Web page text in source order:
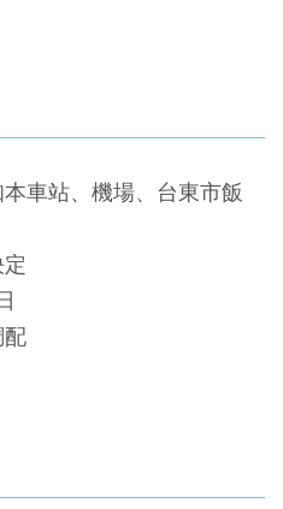
車站、機場、台東市飯
配